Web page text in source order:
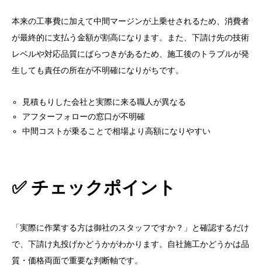
本来の工事費に加えて中間マージンが上乗せされるため、消費者
が最終的に支払う金額が割高になります。また、下請け先の技術
レベルや対応品質にばらつきがあるため、施工後のトラブルが発
生しても責任の所在が不明確になりがちです。
見積もりした会社と実際に来る職人が異なる
アフターフォローの窓口が不明確
中間コストが乗ることで相場より高額になりやすい
✅ チェックポイント
「実際に作業する方は御社のスタッフですか？」と確認するだけ
で、下請け丸投げかどうかがわかります。自社施工かどうかは品
質・価格両面で重要な判断軸です。